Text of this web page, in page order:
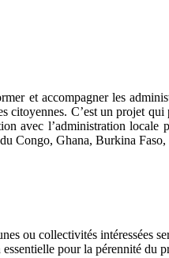
et accompagner les
C’est un projet
avec l’administration locale
Congo, Ghana, Burkina
ou collectivités intéressées
pour la pérennité du